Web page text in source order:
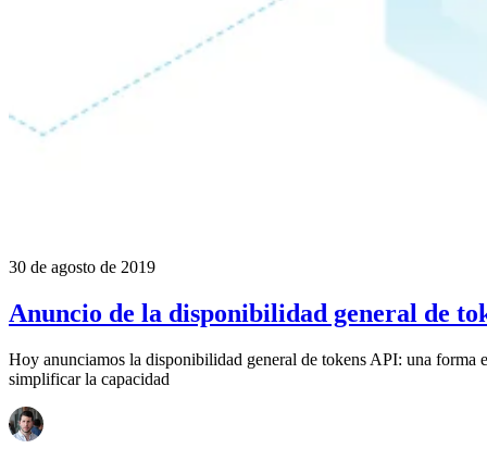
30 de agosto de 2019
Anuncio de la disponibilidad general de
Hoy anunciamos la disponibilidad general de tokens API: una forma
simplificar la capacidad